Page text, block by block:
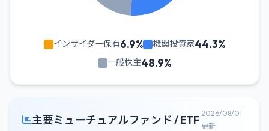
インサイダー保有6.9% 機関投資家44.3%
一般株主48.9%
主要ミューチュアルファンド / ETF 2026/08/01
更新